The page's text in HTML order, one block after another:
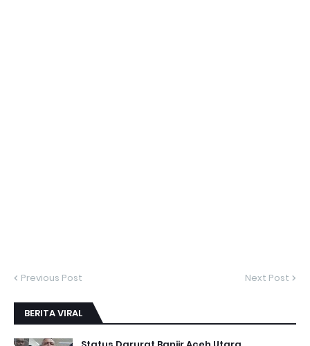
Previous Post Next Post
BERITA VIRAL